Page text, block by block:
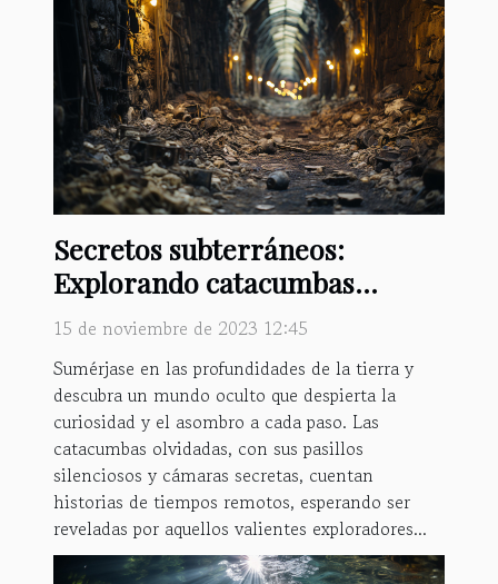
Secretos subterráneos:
Explorando catacumbas
olvidadas
15 de noviembre de 2023 12:45
Sumérjase en las profundidades de la tierra y
descubra un mundo oculto que despierta la
curiosidad y el asombro a cada paso. Las
catacumbas olvidadas, con sus pasillos
silenciosos y cámaras secretas, cuentan
historias de tiempos remotos, esperando ser
reveladas por aquellos valientes exploradores...